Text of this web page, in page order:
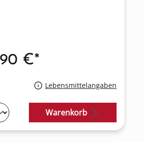
Lebensmittelangaben
€*
Warenkorb